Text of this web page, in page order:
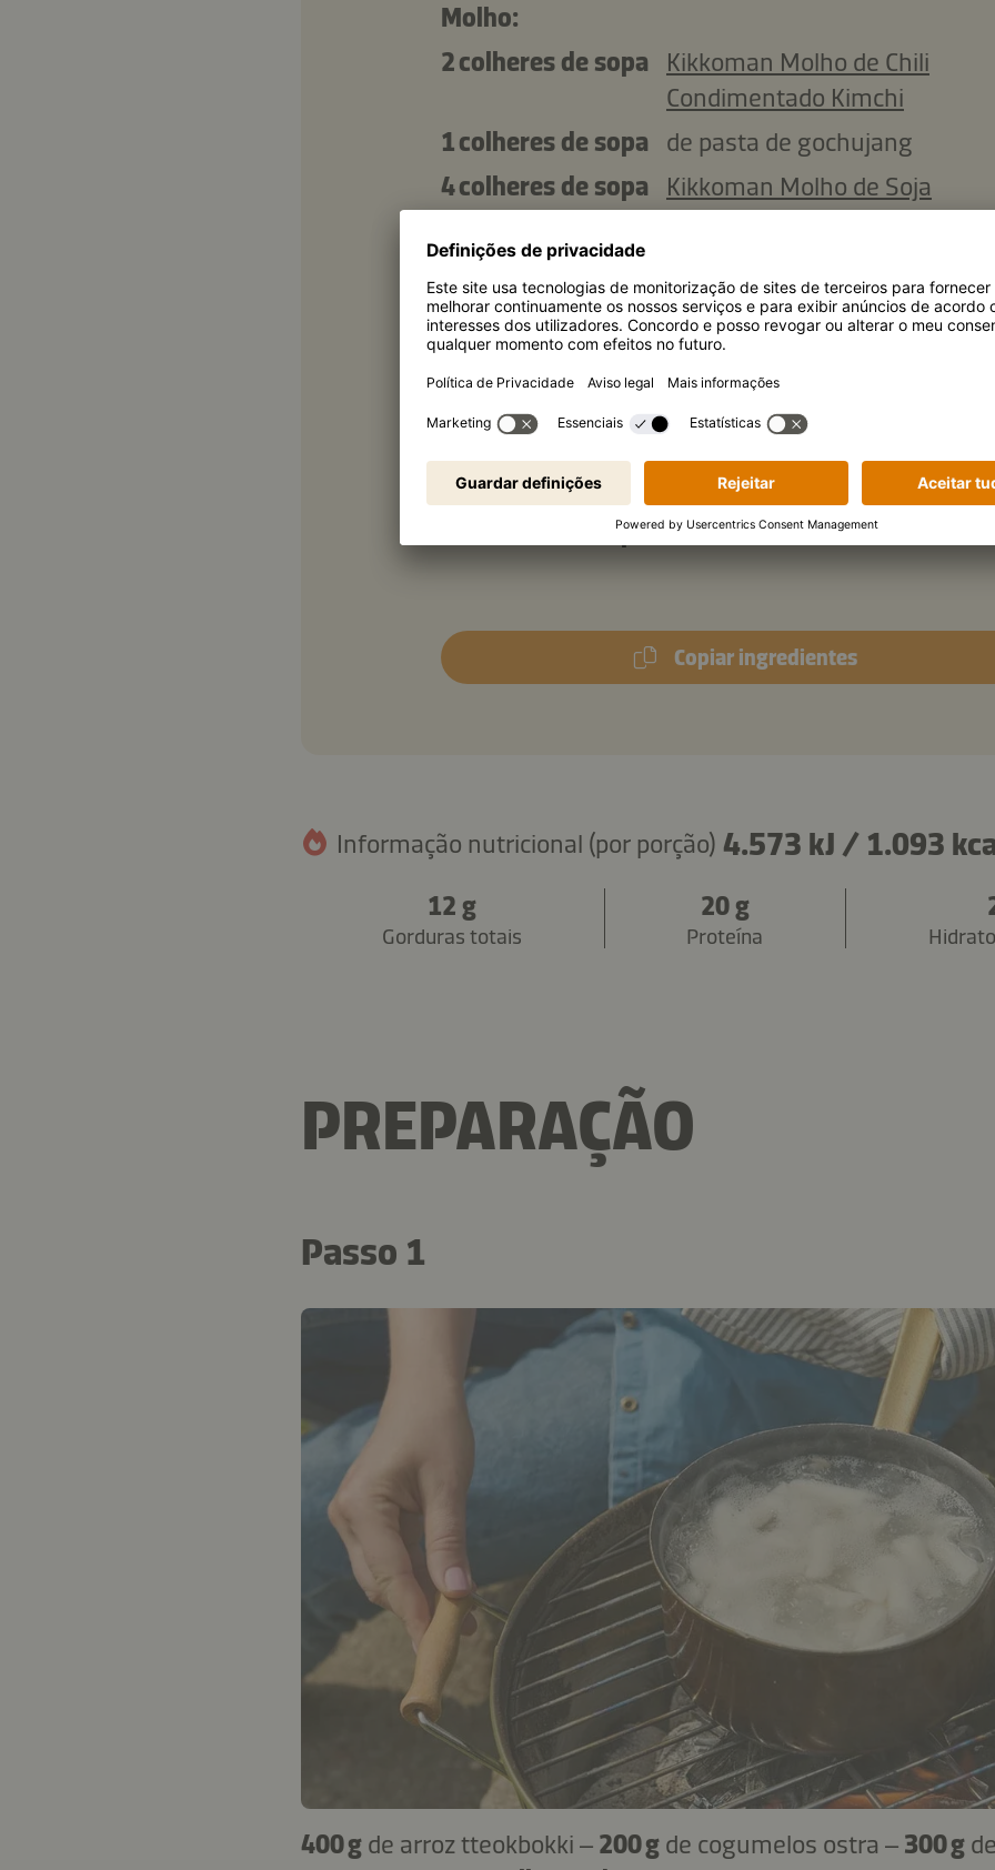
Molho:
2 colheres de sopa
Kikkoman Molho de Chili
Condimentado Kimchi
1 colheres de sopa de pasta de gochujang
4 colheres de sopa
Kikkoman Molho de Soja
200 ml
150 g
de açúcar
1 colheres de sopa Kikkoman Óleo de Sésamo
250 ml
de água
1 colheres de chá
de gengibre ralado
½
cebolinha para decorar
1 colheres de sopa
de sementes de sésamo
Copiar ingredientes
Informação nutricional (por porção) 4.573 kJ / 1.093
12 g
Gorduras totais
20 g
Proteína
PREPARAÇÃO
Passo 1
400 g de arroz tteokbokki – 200 g de cogumelos ostra – 300 g